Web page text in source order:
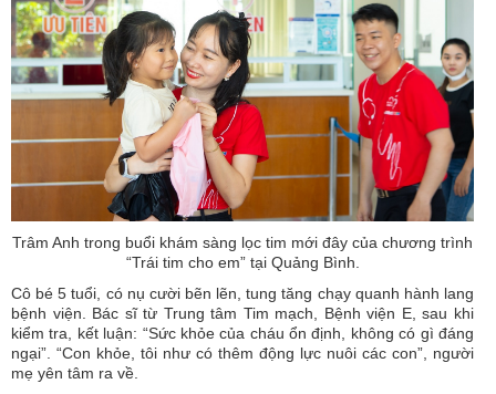
Trâm Anh trong buổi khám sàng lọc tim mới đây của chương trình
“Trái tim cho em” tại Quảng Bình.
Cô bé 5 tuổi, có nụ cười bẽn lẽn, tung tăng chạy quanh hành lang
bệnh viện. Bác sĩ từ Trung tâm Tim mạch, Bệnh viện E, sau khi
kiểm tra, kết luận: “Sức khỏe của cháu ổn định, không có gì đáng
ngại”. “Con khỏe, tôi như có thêm động lực nuôi các con”, người
mẹ yên tâm ra về.